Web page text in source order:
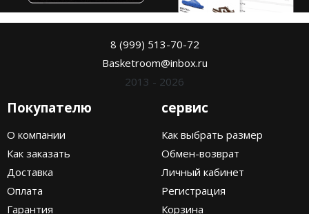
8 (999) 513-70-72
Basketroom@inbox.ru
2013 - 2026
Покупателю
О компании
Как заказать
Доставка
Оплата
Гарантия
сервис
Как выбрать размер
Обмен-возврат
Личный кабинет
Регистрация
Корзина